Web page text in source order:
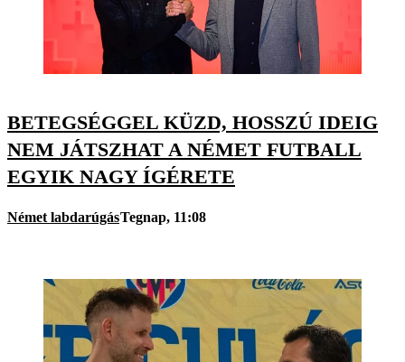
BETEGSÉGGEL KÜZD, HOSSZÚ IDEIG
NEM JÁTSZHAT A NÉMET FUTBALL
EGYIK NAGY ÍGÉRETE
Német labdarúgásTegnap, 11:08